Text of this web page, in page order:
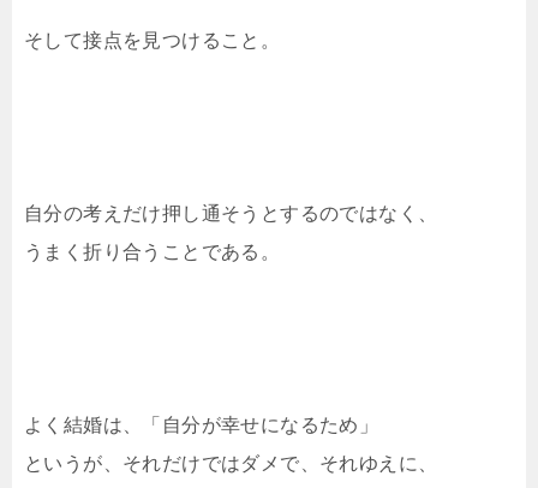
そして接点を見つけること。
自分の考えだけ押し通そうとするのではなく、
うまく折り合うことである。
よく結婚は、「自分が幸せになるため」
というが、それだけではダメで、それゆえに、